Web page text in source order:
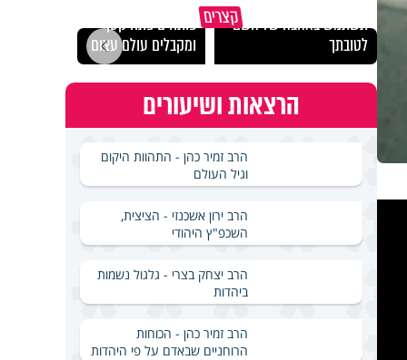
קצריםתשתמש באהבה של השם
לטובתך
פותחים פתח קטן -
ומקבלים עולם עצום
הרצאות ושיעורים
הרב זמיר כהן - התהוות היקום
וגיל העולם
הרב ירון אשכנזי - הציצית,
השכפ"ץ היהודי
הרב יצחק בצרי - גלגול נשמות
ביהדות
הרב זמיר כהן - הכוחות
הרוחניים שבאדם על פי היהדות